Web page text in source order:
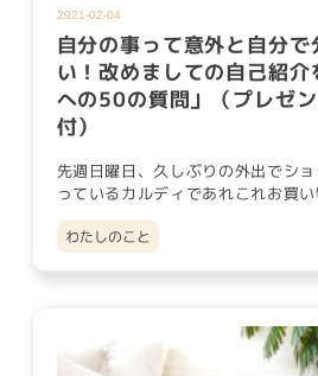
2021-02-04
自分の事って意外と自分で
い！改めましての自己紹
への50の質問」（プレゼ
付）
先週日曜日、久しぶりの外出でシ
っているカルディであれこれお買
の一つがこの「さつま…
わたしのこと